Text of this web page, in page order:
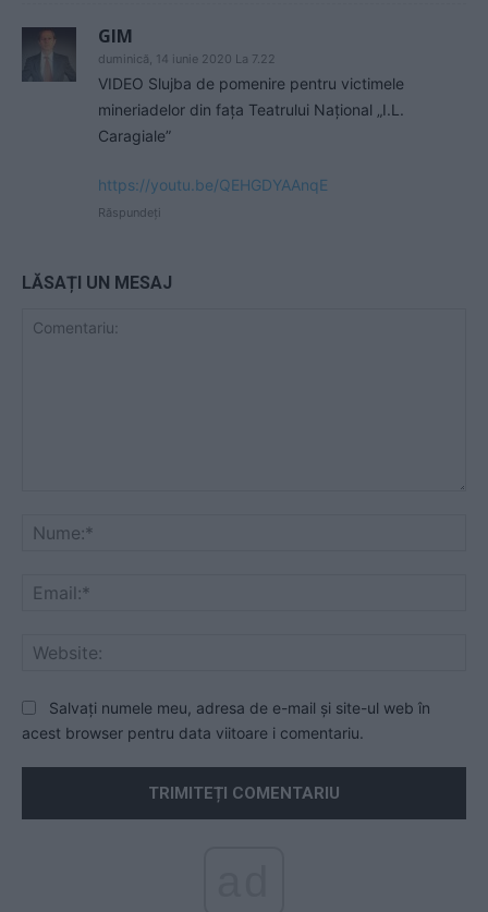
GIM
duminică, 14 iunie 2020 La 7.22
VIDEO Slujba de pomenire pentru victimele
mineriadelor din fața Teatrului Național „I.L.
Caragiale”
https://youtu.be/QEHGDYAAnqE
Răspundeți
LĂSAȚI UN MESAJ
Salvați numele meu, adresa de e-mail și site-ul web în
acest browser pentru data viitoare i comentariu.